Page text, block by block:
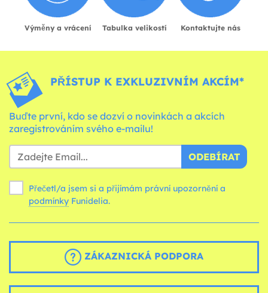
Výměny a vrácení Tabulka velikostí Kontaktujte nás
PŘÍSTUP K EXKLUZIVNÍM AKCÍM*
Buďte první, kdo se dozví o novinkách a akcích
zaregistrováním svého e-mailu!
ODEBÍRAT
Přečetl/a jsem si a přijímám právní upozornění a
podmínky Funidelia.
ZÁKAZNICKÁ PODPORA